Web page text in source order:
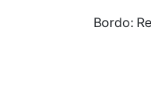
Bordo: